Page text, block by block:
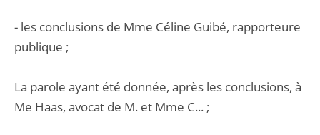
- les conclusions de Mme Céline Guibé, rapporteure
publique ;
La parole ayant été donnée, après les conclusions, à
Me Haas, avocat de M. et Mme C... ;